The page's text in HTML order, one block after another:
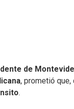
de
, prometió que,
.